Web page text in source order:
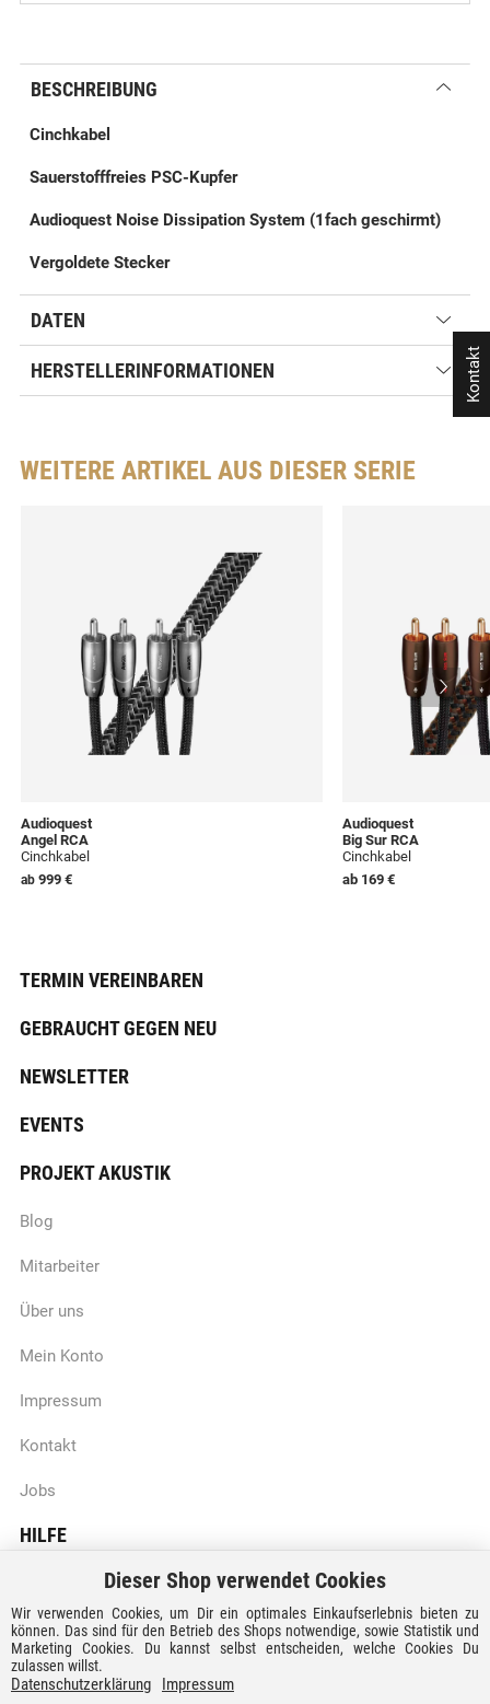
BESCHREIBUNG
Cinchkabel
Sauerstofffreies PSC-Kupfer
Audioquest Noise Dissipation System (1fach geschirmt)
Vergoldete Stecker
DATEN
HERSTELLERINFORMATIONEN
WEITERE ARTIKEL AUS DIESER SERIE
Audioquest
Angel RCA
Cinchkabel
ab 999 €
Audioquest
Big Sur RCA
Cinchkabel
ab 169 €
TERMIN VEREINBAREN
GEBRAUCHT GEGEN NEU
NEWSLETTER
EVENTS
PROJEKT AKUSTIK
Blog
Mitarbeiter
Über uns
Mein Konto
Impressum
Kontakt
Jobs
HILFE
Batteriegesetzhinweise
Vertrag widerrufen
Versandkosten und Lieferzeiten
Kontakt
Dieser Shop verwendet Cookies
Wir verwenden Cookies, um Dir ein optimales Einkaufserlebnis bieten zu
können. Das sind für den Betrieb des Shops notwendige, sowie Statistik und
Marketing Cookies. Du kannst selbst entscheiden, welche Cookies Du
zulassen willst.
Datenschutzerklärung Impressum